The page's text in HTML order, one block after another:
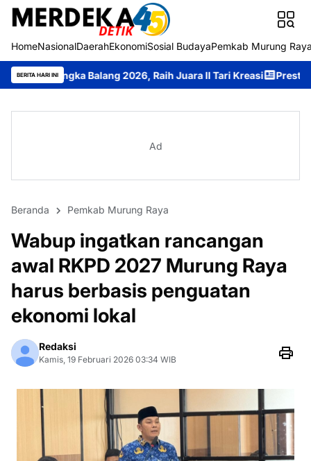
HomeNasionalDaerahEkonomiSosial BudayaPemkab Murung
BERITA HARI INI2026, Raih Juara II Tari Kreasi Prestasi
Ad
Beranda Pemkab Murung Raya
Wabup ingatkan rancangan
awal RKPD 2027 Murung Raya
harus berbasis penguatan
ekonomi lokal
Redaksi
Kamis, 19 Februari 2026 03:34 WIB